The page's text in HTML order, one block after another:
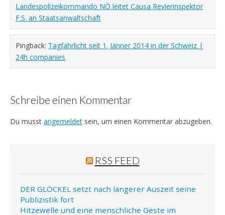
Landespolizeikommando NÖ leitet Causa Revierinspektor
F.S. an Staatsanwaltschaft
Pingback: Tagfahrlicht seit 1. Jänner 2014 in der Schweiz |
24h companies
Schreibe einen Kommentar
Du musst angemeldet sein, um einen Kommentar abzugeben.
RSS FEED
DER GLÖCKEL setzt nach längerer Auszeit seine
Publizistik fort
Hitzewelle und eine menschliche Geste im